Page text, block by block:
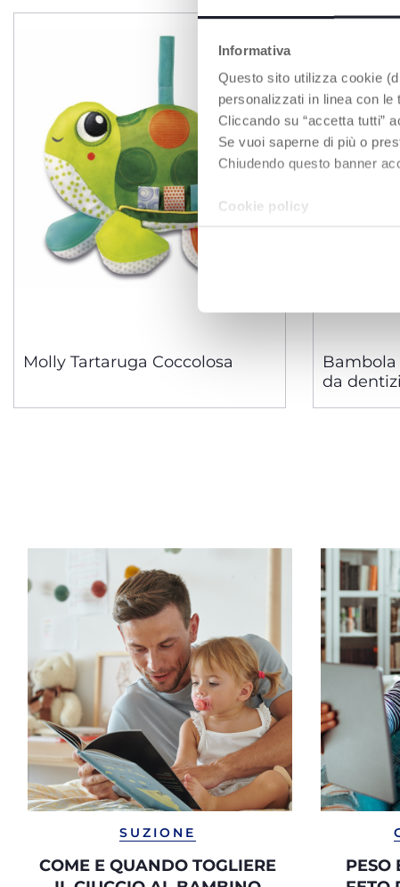
Informativa
Questo sito utilizza cookie
personalizzati in linea con
Cliccando su “accetta tutti”
Se vuoi saperne di più o
Chiudendo questo banner
Cookie policy
Molly Tartaruga Coccolosa
Bambola
da
SUZIONE
COME E QUANDO TOGLIERE
PESO